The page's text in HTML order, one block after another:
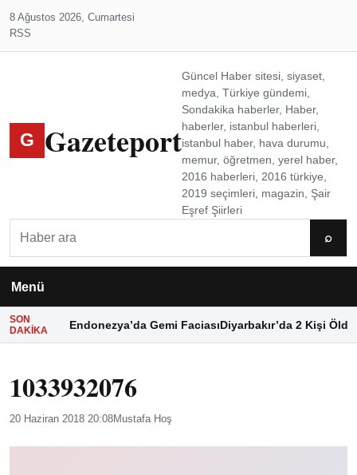
8 Ağustos 2026, Cumartesi
RSS
G Gazeteport
Güncel Haber sitesi, siyaset,
medya, Türkiye gündemi,
Sondakika haberler, Haber,
haberler, istanbul haberleri,
istanbul haber, hava durumu,
memur, öğretmen, yerel haber,
2016 haberleri, 2016 türkiye,
2019 seçimleri, magazin, Şair
Eşref Şiirleri
⌕
Menü
SON
DAKIKA
Endonezya’da Gemi FaciasıDiyarbakır’da 2 Kişi Öldü
1033932076
20 Haziran 2018 20:08Mustafa Hoş